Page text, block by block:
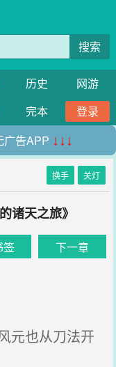
搜索
历史
网游
完本
登录
广告APP ↓↓↓
换手 关灯
诸天之旅》
签 下一章
元也从刀法开